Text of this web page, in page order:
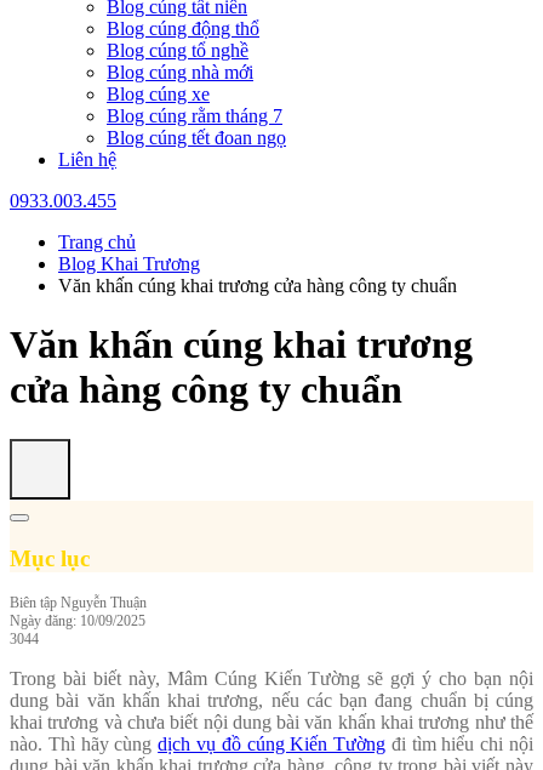
Blog cúng tất niên
Blog cúng động thổ
Blog cúng tổ nghề
Blog cúng nhà mới
Blog cúng xe
Blog cúng rằm tháng 7
Blog cúng tết đoan ngọ
Liên hệ
0933.003.455
Trang chủ
Blog Khai Trương
Văn khấn cúng khai trương cửa hàng công ty chuẩn
Văn khấn cúng khai trương
cửa hàng công ty chuẩn
Mục lục
Biên tập Nguyễn Thuận
Ngày đăng: 10/09/2025
3044
Trong bài biết này, Mâm Cúng Kiến Tường sẽ gợi ý cho bạn nội
dung bài văn khấn khai trương, nếu các bạn đang chuẩn bị cúng
khai trương và chưa biết nội dung bài văn khấn khai trương như thế
nào. Thì hãy cùngdịch vụ đồ cúng Kiến Tường đi tìm hiểu chi nội